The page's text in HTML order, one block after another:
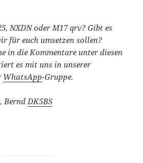
NXDN oder M17 qrv? Gibt es
für euch umsetzen sollen?
in die Kommentare unter diesen
es mit uns in unserer
WhatsApp-Gruppe.
Bernd DK5BS